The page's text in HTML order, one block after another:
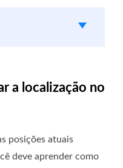
a localização no
posições atuais
deve aprender como